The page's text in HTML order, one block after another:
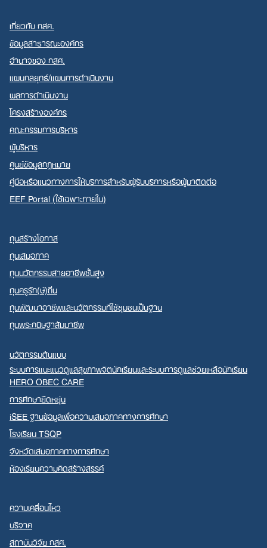
Search
for:
เกี่ยวกับ กสศ.
ข้อมูลสาธารณะองค์กร
อำนาจของ กสศ.
แผนกลยุทธ์/แผนการดำเนินงาน
ผลการดำเนินงาน
โครงสร้างองค์กร
คณะกรรมการบริหาร
ผู้บริหาร
ศูนย์ข้อมูลกฎหมาย
คู่มือหรือแนวทางการให้บริการสำหรับผู้รับบริการหรือผู้มาติดต่อ
EEF Portal (ใช้เฉพาะภายใน)
ทุนสร้างโอกาส
ทุนเสมอภาค
ทุนนวัตกรรมสายอาชีพชั้นสูง
ทุนครูรัก(ษ์)ถิ่น
ทุนพัฒนาอาชีพและนวัตกรรมที่ใช้ชุมชนเป็นฐาน
ทุนพระกนิษฐาสัมมาชีพ
นวัตกรรมต้นแบบ
ระบบการแนะแนวดูแลสุขภาพจิตนักเรียนและระบบการดูแลช่วยเหลือนักเรียน
HERO OBEC CARE
การศึกษายืดหยุ่น
iSEE ฐานข้อมูลเพื่อความเสมอภาคทางการศึกษา
โรงเรียน TSQP
จังหวัดเสมอภาคทางการศึกษา
ห้องเรียนความคิดสร้างสรรค์
ความเคลื่อนไหว
บริจาค
สถาบันวิจัย กสศ.